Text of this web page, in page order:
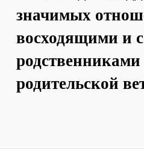
значимых
восходящими и с
родительской